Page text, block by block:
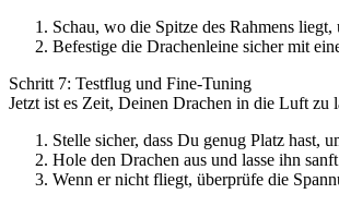
Schau, wo die Spitze des Rahmens
Befestige die Drachenleine sicher mit
Schritt 7: Testflug und Fine-Tuning
Jetzt ist es Zeit, Deinen Drachen in die Luft zu
Stelle sicher, dass Du genug Platz hast,
Hole den Drachen aus und lasse ihn
Wenn er nicht fliegt, überprüfe die